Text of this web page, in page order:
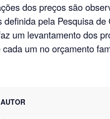
dos preços são
definida pela Pesquisa
um levantamento dos
cada um no orçamento